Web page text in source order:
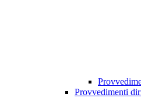
Provvedimenti